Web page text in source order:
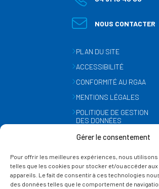
Gérer le consentement
Pour offrir les meilleures expériences, nous
telles que les cookies pour stocker et/ou accéder
appareils. Le fait de consentir à ces technologies
des données telles que le comportement de
NOUS CONTACTER
PLAN DU SITE
ACCESSIBILITÉ
CONFORMITÉ AU RGAA
MENTIONS LÉGALES
POLITIQUE DE GESTION
DES DONNÉES
GESTION DES COOKIES